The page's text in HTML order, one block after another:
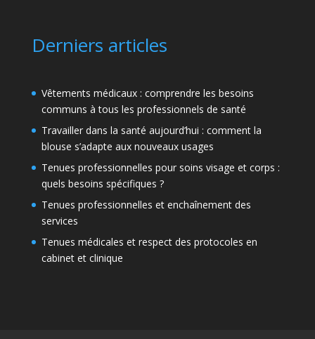
Derniers articles
Vêtements médicaux : comprendre les besoins
communs à tous les professionnels de santé
Travailler dans la santé aujourd’hui : comment la
blouse s’adapte aux nouveaux usages
Tenues professionnelles pour soins visage et corps :
quels besoins spécifiques ?
Tenues professionnelles et enchaînement des
services
Tenues médicales et respect des protocoles en
cabinet et clinique